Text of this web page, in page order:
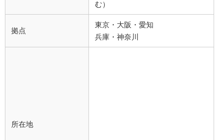
む）
拠点
東京・大阪・愛知
兵庫・神奈川
所在地